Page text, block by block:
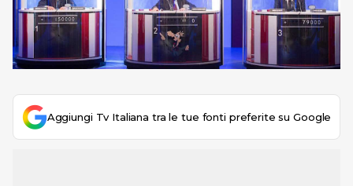
Aggiungi Tv Italiana tra le tue fonti preferite su Google